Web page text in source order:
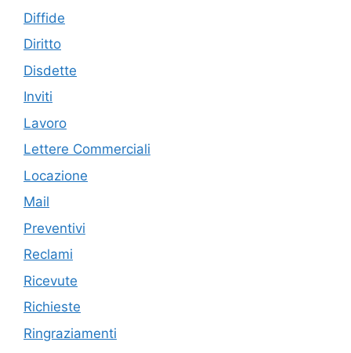
Diffide
Diritto
Disdette
Inviti
Lavoro
Lettere Commerciali
Locazione
Mail
Preventivi
Reclami
Ricevute
Richieste
Ringraziamenti